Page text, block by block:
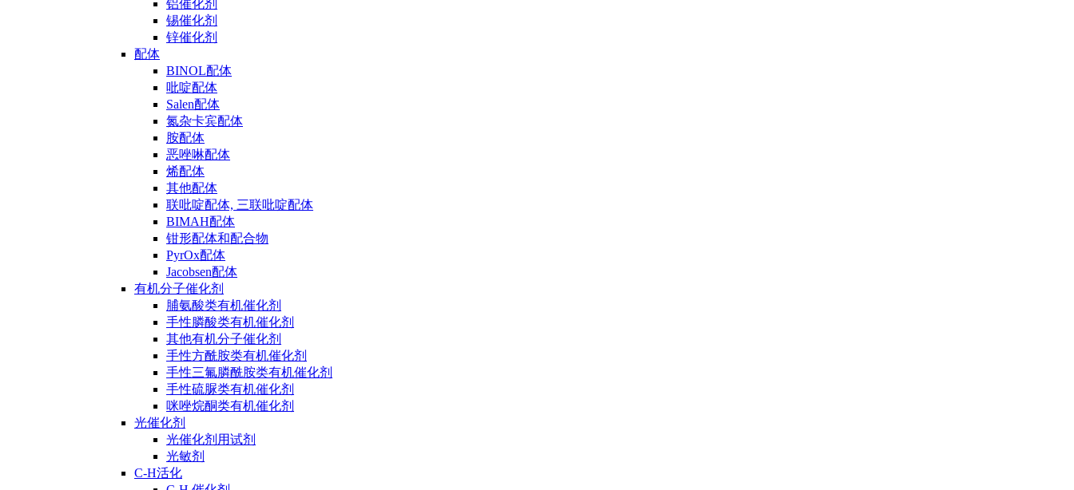
铝催化剂
锡催化剂
锌催化剂
配体
BINOL配体
吡啶配体
Salen配体
氮杂卡宾配体
胺配体
恶唑啉配体
烯配体
其他配体
联吡啶配体, 三联吡啶配体
BIMAH配体
钳形配体和配合物
PyrOx配体
Jacobsen配体
有机分子催化剂
脯氨酸类有机催化剂
手性膦酸类有机催化剂
其他有机分子催化剂
手性方酰胺类有机催化剂
手性三氟膦酰胺类有机催化剂
手性硫脲类有机催化剂
咪唑烷酮类有机催化剂
光催化剂
光催化剂用试剂
光敏剂
C-H活化